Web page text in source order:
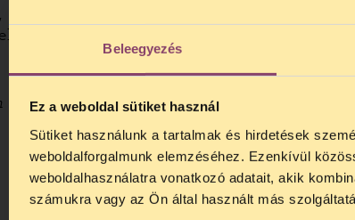
Beleegyezés
Ez a weboldal sütiket használ
Sütiket használunk a tartalmak és hirdetések
weboldalforgalmunk elemzéséhez. Ezenkívül
weboldalhasználatra vonatkozó adatait, akik
számukra vagy az Ön által használt más
a pályázat eredményeképpen létrejövő
tevékenysége során,
TELEFONOS
Kedves érdeklődő,
augusztus 24 között szünetel
.
kedden, 13 és 15 óra között lesz